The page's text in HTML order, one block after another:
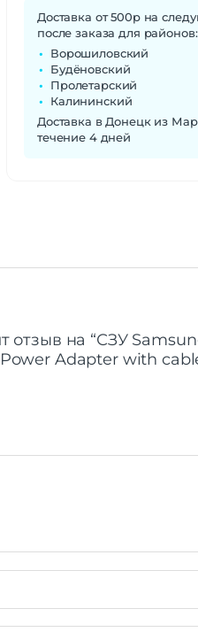
Доставка от 500р на
после заказа для районов:
Ворошиловский
Будёновский
Пролетарский
Калининский
Доставка в Донецк из
течение 4 дней
отзыв на “СЗУ
Adapter with